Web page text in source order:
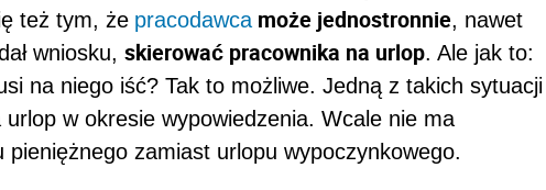
też tym, że pracodawcamoże jednostronnie, nawet
wniosku, skierować pracownika na urlop. Ale jak to:
na niego iść? Tak to możliwe. Jedną z takich sytuacji
w okresie wypowiedzenia. Wcale nie ma
zamiast urlopu wypoczynkowego.